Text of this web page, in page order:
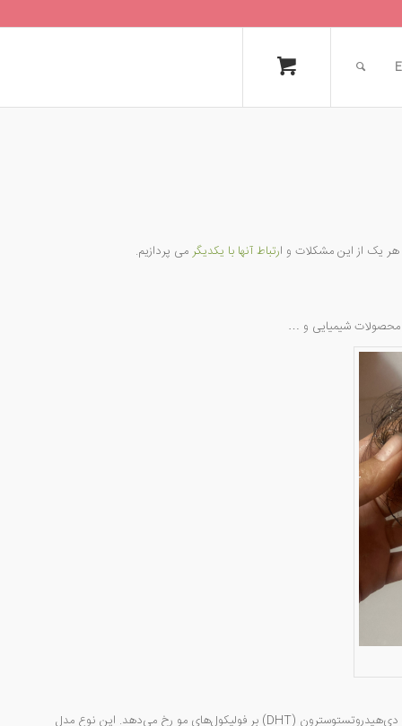
یک از این مشکلات و ارتباط آنها با یکدیگر می پردازیم.
محصولات شیمیایی و …
یکی از شایع‌ترین انواع آن، ریزش موی آندروژنتیک (الگوی مردانه و زنانه) است که به دلیل تأثیرات هورمون دی‌هیدروتستوسترون (DHT) بر فولیکول‌های مو رخ می‌دهد. این نوع مدل